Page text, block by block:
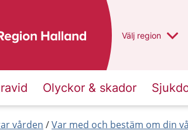
Du har valt region
Välj en annan
region
Olyckor & skador
vården Var med och bestäm om din